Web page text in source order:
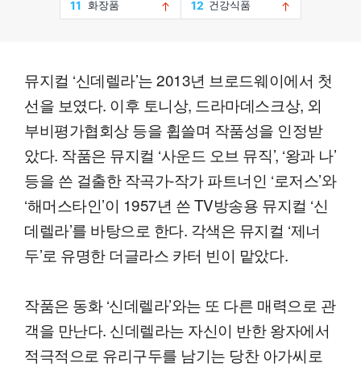
뮤지컬 ‘신데렐라’는 2013년 브로드웨이에서 첫
선을 보였다. 이후 토니상, 드라마데스크상, 외
부비평가협회상 등을 휩쓸며 작품성을 인정받
았다. 작품은 뮤지컬 ‘사운드 오브 뮤직’, ‘왕과 나’
등을 쓴 걸출한 작곡가-작가 파트너인 ‘로저스’와
‘해머스타인’이 1957년 쓴 TV방송용 뮤지컬 ‘신
데렐라’를 바탕으로 한다. 각색은 뮤지컬 ‘제너
두’로 유명한 더글라스 카터 빈이 맡았다.
작품은 동화 ‘신데렐라’와는 또 다른 매력으로 관
객을 만난다. 신데렐라는 자신이 반한 왕자에서
적극적으로 유리구두를 남기는 당찬 아가씨로